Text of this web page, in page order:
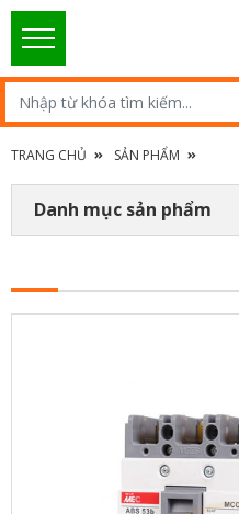
TRANG CHỦ SẢN PHẨM
Danh mục sản phẩm